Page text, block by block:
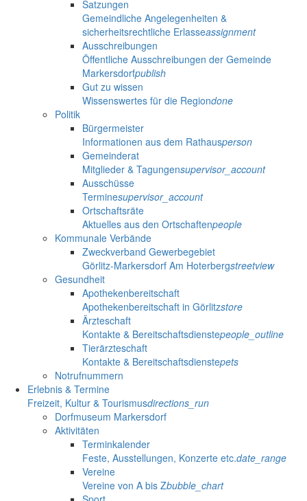
Satzungen
Gemeindliche Angelegenheiten &
sicherheitsrechtliche Erlasseassignment
Ausschreibungen
Öffentliche Ausschreibungen der Gemeinde
Markersdorfpublish
Gut zu wissen
Wissenswertes für die Regiondone
Politik
Bürgermeister
Informationen aus dem Rathausperson
Gemeinderat
Mitglieder & Tagungensupervisor_account
Ausschüsse
Terminesupervisor_account
Ortschaftsräte
Aktuelles aus den Ortschaftenpeople
Kommunale Verbände
Zweckverband Gewerbegebiet
Görlitz-Markersdorf Am Hoterbergstreetview
Gesundheit
Apothekenbereitschaft
Apothekenbereitschaft in Görlitzstore
Ärzteschaft
Kontakte & Bereitschaftsdienstepeople_outline
Tierärzteschaft
Kontakte & Bereitschaftsdienstepets
Notrufnummern
Erlebnis & Termine
Freizeit, Kultur & Tourismusdirections_run
Dorfmuseum Markersdorf
Aktivitäten
Terminkalender
Feste, Ausstellungen, Konzerte etc.date_range
Vereine
Vereine von A bis Zbubble_chart